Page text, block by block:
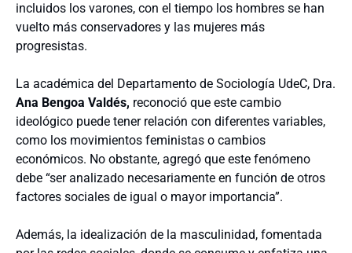
incluidos los varones, con el tiempo los hombres se han
vuelto más conservadores y las mujeres más
progresistas.
La académica del Departamento de Sociología UdeC, Dra.
Ana Bengoa Valdés, reconoció que este cambio
ideológico puede tener relación con diferentes variables,
como los movimientos feministas o cambios
económicos. No obstante, agregó que este fenómeno
debe “ser analizado necesariamente en función de otros
factores sociales de igual o mayor importancia”.
Además, la idealización de la masculinidad, fomentada